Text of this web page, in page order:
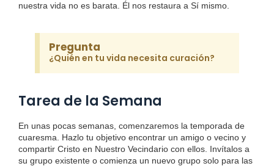
nuestra vida no es barata. Él nos restaura a Sí mismo.
Pregunta
¿Quién en tu vida necesita curación?
Tarea de la Semana
En unas pocas semanas, comenzaremos la temporada de
cuaresma. Hazlo tu objetivo encontrar un amigo o vecino y
compartir Cristo en Nuestro Vecindario con ellos. Invítalos a
su grupo existente o comienza un nuevo grupo solo para las